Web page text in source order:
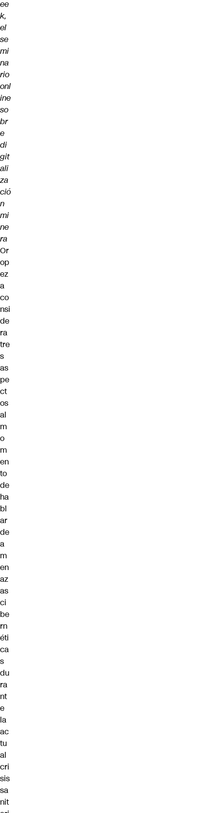
ee
k,
el
se
mi
na
rio
onl
ine
so
br
e
di
git
ali
za
ció
n
mi
ne
ra
Or
op
ez
a
co
nsi
de
ra
tre
s
as
pe
ct
os
al
m
o
m
en
to
de
ha
bl
ar
de
a
m
en
az
as
ci
be
rn
éti
ca
s
du
ra
nt
e
la
ac
tu
al
cri
sis
sa
nit